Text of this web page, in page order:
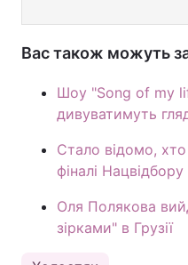
Вас також можуть
Шоу "Song of my
дивуватимуть
Стало відомо,
фіналі Нацвідбору
Оля Полякова
зірками" в Грузії